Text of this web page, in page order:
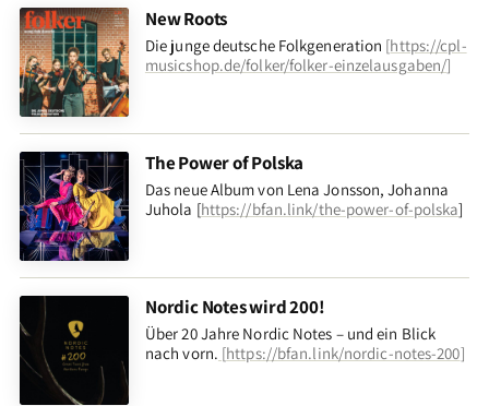
New Roots
Die junge deutsche Folkgeneration [https://cpl-
musicshop.de/folker/folker-einzelausgaben/]
The Power of Polska
Das neue Album von Lena Jonsson, Johanna
Juhola [https://bfan.link/the-power-of-polska]
Nordic Notes wird 200!
Über 20 Jahre Nordic Notes – und ein Blick
nach vorn. [https://bfan.link/nordic-notes-200]